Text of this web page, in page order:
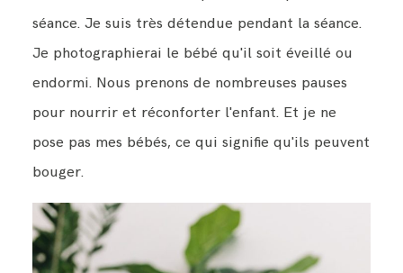
séance. Je suis très détendue pendant la séance.
Je photographierai le bébé qu'il soit éveillé ou
endormi. Nous prenons de nombreuses pauses
pour nourrir et réconforter l'enfant. Et je ne
pose pas mes bébés, ce qui signifie qu'ils peuvent
bouger.